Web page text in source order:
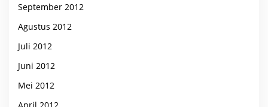
September 2012
Agustus 2012
Juli 2012
Juni 2012
Mei 2012